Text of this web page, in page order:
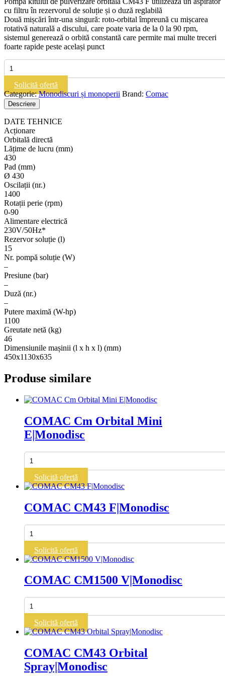
cu filtru în rezervorul de soluție și o duză reglabilă
Două mișcări într-una singură: roto-orbital împreună cu mișcarea
rotativă naturală a discului, care poate varia de la 0 la 90 rpm,
sistemul generează o orbită constantă care permite mai multe treceri
foarte rapide peste același punct
Cantitate
COMAC
CM43
F
Orbital|Monodisc
Solicită ofertă
Categorie:Monodiscuri și monoperii Brand: Comac
Descriere
DATE TEHNICE
Acționare
Orbitală directă
Lățime de lucru (mm)
430
Pad (mm)
Ø 430
Oscilații (nr.)
1400
Rotații perie (rpm)
0-90
Alimentare electrică
230V/50Hz*
Rezervor soluție (l)
15
Nr. pompă soluție (W)
–
Presiune (bar)
–
Duză (nr.)
–
Putere maximă (W-hp)
1100
Greutate netă (kg)
46
Dimensiunile mașinii (l x h x l) (mm)
450x1130x635
Produse similare
COMAC Cm Orbital Mini
E|Monodisc
Cantitate
COMAC
Cm
Orbital
Mini
Solicită ofertă
COMAC CM43 F|Monodisc
Cantitate
COMAC
CM43
F|Monodisc
Solicită ofertă
COMAC CM1500 V|Monodisc
Cantitate
COMAC
CM1500
V|Monodisc
Solicită ofertă
COMAC CM43 Orbital
Spray|Monodisc